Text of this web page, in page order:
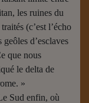
les ruines du
(c’est l’écho
d’esclaves
que nous
le delta de
»
Sud enfin, où